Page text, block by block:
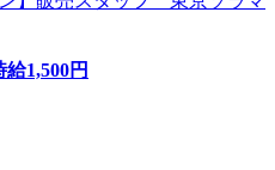
給1,500円